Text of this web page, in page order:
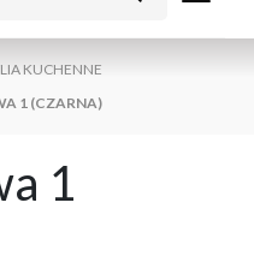
KUCHENNE
1 (CZARNA)
1